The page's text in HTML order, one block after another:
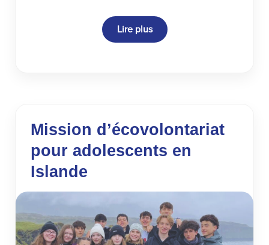
Lire plus
Mission d’écovolontariat
pour adolescents en
Islande